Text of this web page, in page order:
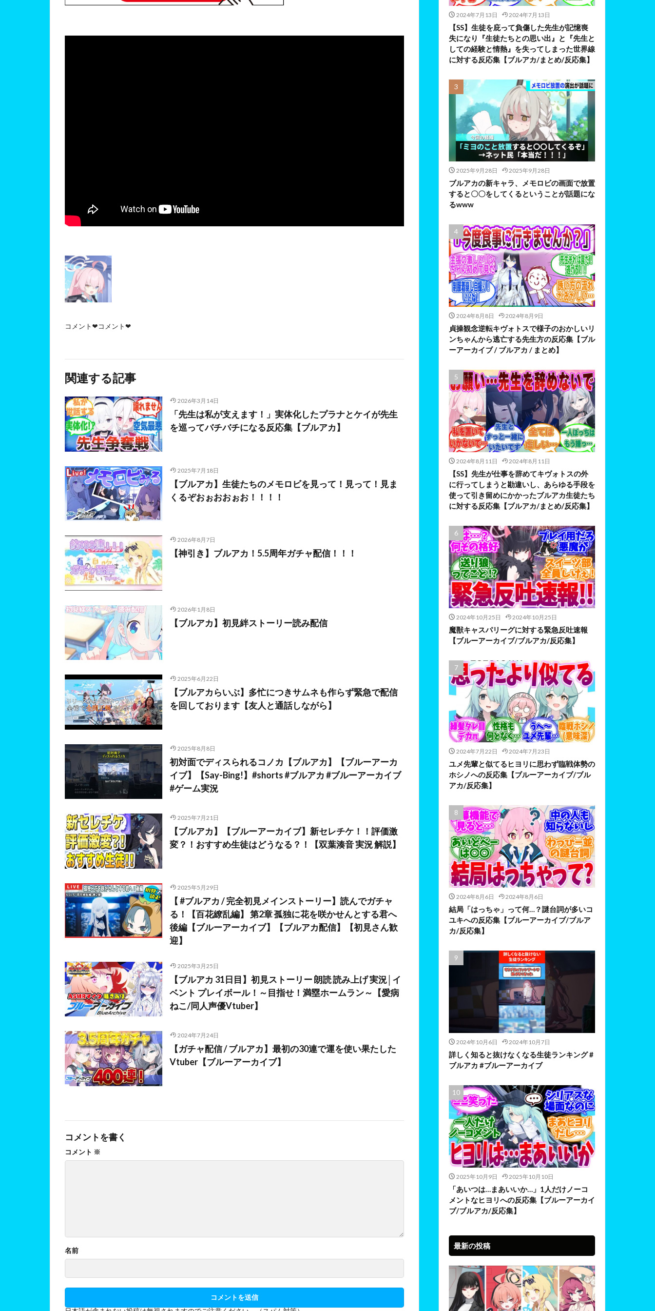
コメント❤コメント❤
関連する記事
2026年3月14日
「先生は私が支えます！」実体化したプラナとケイが先生
を巡ってバチバチになる反応集【ブルアカ】
2025年7月18日
【ブルアカ】生徒たちのメモロビを見って！見って！見ま
くるぞおぉおおぉお！！！！
2026年8月7日
【神引き】ブルアカ！5.5周年ガチャ配信！！！
2026年1月8日
【ブルアカ】初見絆ストーリー読み配信
2025年6月22日
【ブルアカらいぶ】多忙につきサムネも作らず緊急で配信
を回しております【友人と通話しながら】
2025年8月8日
初対面でディスられるコノカ【ブルアカ】【ブルーアーカ
イブ】【Say-Bing!】#shorts #ブルアカ #ブルーアーカイブ
#ゲーム実況
2025年7月21日
【ブルアカ】【ブルーアーカイブ】新セレチケ！！評価激
変？！おすすめ生徒はどうなる？！【双葉湊音 実況 解説】
2025年5月29日
【 #ブルアカ / 完全初見メインストーリー】読んでガチャ
る！【百花繚乱編】 第2章 孤独に花を咲かせんとする君へ
後編【ブルーアーカイブ】【ブルアカ配信】【初見さん歓
迎】
2025年3月25日
【ブルアカ 31日目】初見ストーリー 朗読 読み上げ 実況│イ
ベント プレイボール！～目指せ！満塁ホームラン～【愛病
ねこ/同人声優Vtuber】
2024年7月24日
【ガチャ配信 / ブルアカ】最初の30連で運を使い果たした
Vtuber【ブルーアーカイブ】
コメントを書く
コメント ※
名前
2024年7月13日 2024年7月13日
【SS】生徒を庇って負傷した先生が記憶喪
失になり『生徒たちとの思い出』と『先生と
しての経験と情熱』を失ってしまった世界線
に対する反応集【ブルアカ/まとめ/反応集】
2025年9月28日 2025年9月28日
ブルアカの新キャラ、メモロビの画面で放置
すると〇〇をしてくるということが話題にな
るwww
2024年8月8日 2024年8月9日
貞操観念逆転キヴォトスで様子のおかしいリ
ンちゃんから逃亡する先生方の反応集【ブル
ーアーカイブ / ブルアカ / まとめ】
2024年8月11日 2024年8月11日
【SS】先生が仕事を辞めてキヴォトスの外
に行ってしまうと勘違いし、あらゆる手段を
使って引き留めにかかったブルアカ生徒たち
に対する反応集【ブルアカ/まとめ/反応集】
2024年10月25日 2024年10月25日
魔獣キャスパリーグに対する緊急反吐速報
【ブルーアーカイブ/ブルアカ/反応集】
2024年7月22日 2024年7月23日
ユメ先輩と似てるヒヨリに思わず臨戦体勢の
ホシノへの反応集【ブルーアーカイブ/ブル
アカ/反応集】
2024年8月6日 2024年8月6日
結局「はっちゃ」って何…？謎台詞が多いコ
ユキへの反応集【ブルーアーカイブ/ブルア
カ/反応集】
2024年10月6日 2024年10月7日
詳しく知ると抜けなくなる生徒ランキング #
ブルアカ #ブルーアーカイブ
2025年10月9日 2025年10月10日
「あいつは…まあいいか…」1人だけノーコ
メントなヒヨリへの反応集【ブルーアーカイ
ブ/ブルアカ/反応集】
最新の投稿